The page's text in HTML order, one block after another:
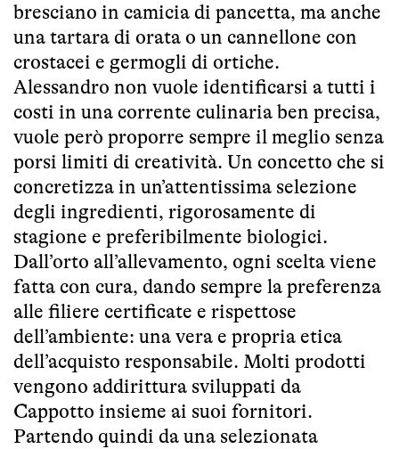
bresciano in camicia di pancetta, ma anche
una tartara di orata o un cannellone con
crostacei e germogli di ortiche.
Alessandro non vuole identificarsi a tutti i
costi in una corrente culinaria ben precisa,
vuole però proporre sempre il meglio senza
porsi limiti di creatività. Un concetto che si
concretizza in un’attentissima selezione
degli ingredienti, rigorosamente di
stagione e preferibilmente biologici.
Dall’orto all’allevamento, ogni scelta viene
fatta con cura, dando sempre la preferenza
alle filiere certificate e rispettose
dell’ambiente: una vera e propria etica
dell’acquisto responsabile. Molti prodotti
vengono addirittura sviluppati da
Cappotto insieme ai suoi fornitori.
Partendo quindi da una selezionata